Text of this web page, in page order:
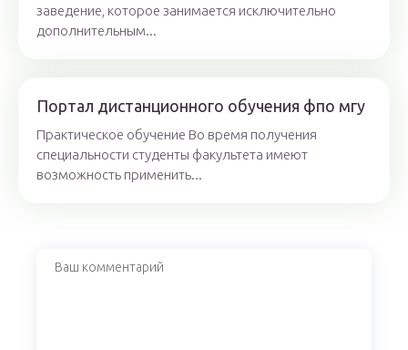
заведение, которое занимается исключительно
дополнительным...
Портал дистанционного обучения фпо мгу
Практическое обучение Во время получения
специальности студенты факультета имеют
возможность применить...